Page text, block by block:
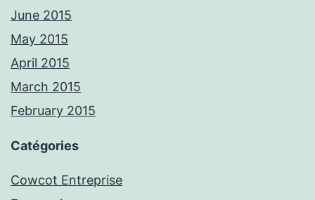
June 2015
May 2015
April 2015
March 2015
February 2015
Catégories
Cowcot Entreprise